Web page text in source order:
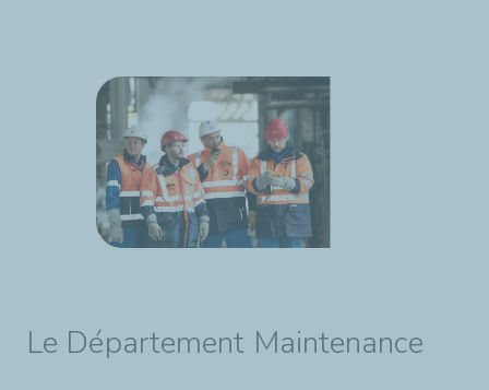
​Le Département Maintenance